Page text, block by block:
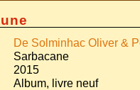
De Solminhac Oliver &
Sarbacane
2015
Album, livre neuf